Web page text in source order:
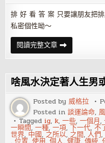
排 好 看 答 案 只要讓朋友把
私密個性呦～
閱讀完整文章你
內
心
癡
迷、
最
抗
拒
的
是
什
么？
測
測
啥風水決定著人生男
Posted by威格拉
Posted in談運論命,
Tagged ig, k,一些,一個月,
一瞬間,一種,一項,下一代,不
世界, 中國, 之所以, 之間,人們,